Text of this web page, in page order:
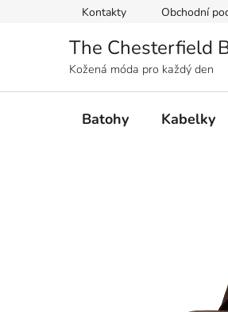
Kontakty Obchodní
The Chesterfield
Kožená móda pro každý den
Batohy Kabelky